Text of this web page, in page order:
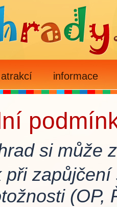
informace
si může
při
(OP,